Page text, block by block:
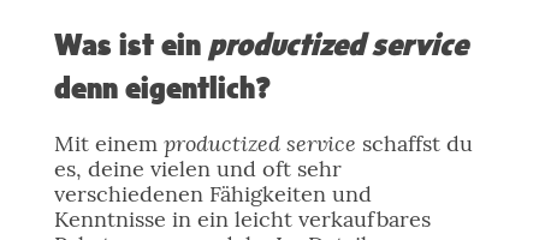
Was ist ein productized service
denn eigentlich?
Mit einem productized service schaffst du
es, deine vielen und oft sehr
verschiedenen Fähigkeiten und
Kenntnisse in ein leicht verkaufbares